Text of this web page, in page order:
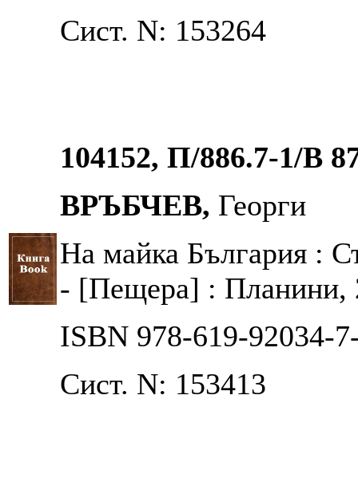
Сист. N: 153264
104152, П/886.7-1/В
ВРЪБЧЕВ, Георги
На майка България :
- [Пещера] : Планини,
ISBN 978-619-92034-
Сист. N: 153413